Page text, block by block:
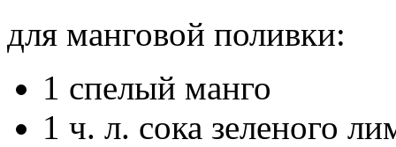
для манговой поливки:
1 спелый манго
1 ч. л. сока зеленого